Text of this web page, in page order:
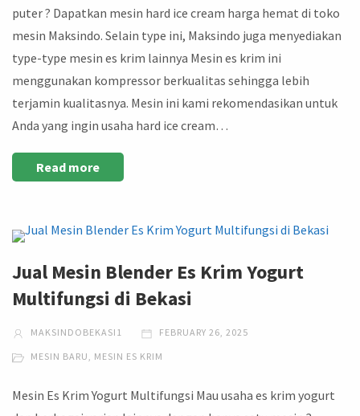
puter ? Dapatkan mesin hard ice cream harga hemat di toko
mesin Maksindo. Selain type ini, Maksindo juga menyediakan
type-type mesin es krim lainnya Mesin es krim ini
menggunakan kompressor berkualitas sehingga lebih
terjamin kualitasnya. Mesin ini kami rekomendasikan untuk
Anda yang ingin usaha hard ice cream…
Read more
Jual Mesin Blender Es Krim Yogurt
Multifungsi di Bekasi
MAKSINDOBEKASI1 FEBRUARY 26, 2025
MESIN BARU, MESIN ES KRIM
Mesin Es Krim Yogurt Multifungsi Mau usaha es krim yogurt